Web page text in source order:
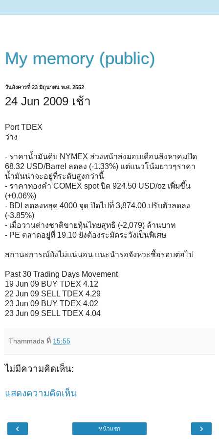
My memory (public)
วันอังคารที่ 23 มิถุนายน พ.ศ. 2552
24 Jun 2009 เช้า
Port TDEX
ว่าง
- ราคาน้ำมันดิบ NYMEX ล่วงหน้าส่งมอบเดือนสิงหาคมปิด
68.32 USD/Barrel ลดลง (-1.33%) แต่แนวโน้มยาวๆราคา
น้ำมันน่าจะอยู่ที่ระดับสูงกว่านี้
- ราคาทองคำ COMEX spot ปิด 924.50 USD/oz เพิ่มขึ้น
(+0.06%)
- BDI ลดลงหลุด 4000 จุด ปิดไปที่ 3,874.00 ปรับตัวลดลง
(-3.85%)
- เมื่อวานต่างชาติขายหุ้นไทยสุทธิ (-2,079) ล้านบาท
- PE ตลาดอยู่ที่ 19.10 ยังต้องระมัดระวังเป็นพิเศษ
สถานะการณ์ยังไม่แน่นอน แนะนำรอจังหวะซื้อรอบต่อไป
Past 30 Trading Days Movement
19 Jun 09 BUY TDEX 4.12
22 Jun 09 SELL TDEX 4.29
23 Jun 09 BUY TDEX 4.02
23 Jun 09 SELL TDEX 4.04
Thammada ที่ 15:55
ไม่มีความคิดเห็น:
แสดงความคิดเห็น
‹ ›
หน้าแรก